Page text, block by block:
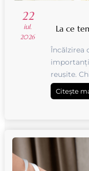
22
iul.
2026
Încălzirea
reușite.
șiCitește